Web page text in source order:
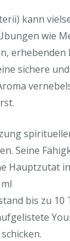
bis
€136.00
kann
wie
sichere
Seine
Hauptzutat
bis zu 10